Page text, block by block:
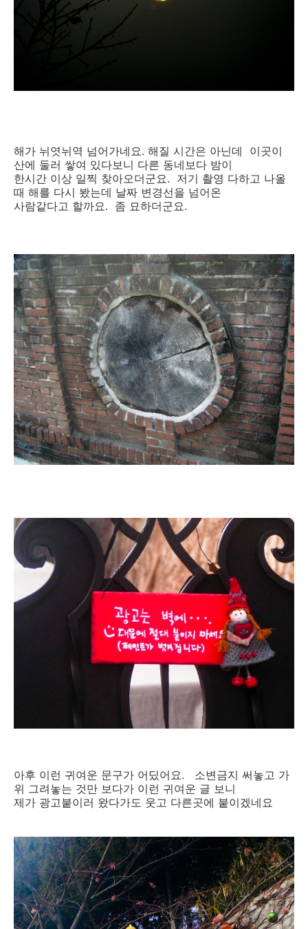
해가 뉘엿뉘역 넘어가네요. 해질 시간은 아닌데 이곳이
산에 둘러 쌓여 있다보니 다른 동네보다 밤이
한시간 이상 일찍 찾아오더군요. 저기 촬영 다하고 나올
때 해를 다시 봤는데 날짜 변경선을 넘어온
사람같다고 할까요. 좀 묘하더군요.
아후 이런 귀여운 문구가 어딨어요. 소변금지 써놓고 가
위 그려놓는 것만 보다가 이런 귀여운 글 보니
제가 광고붙이러 왔다가도 웃고 다른곳에 붙이겠네요